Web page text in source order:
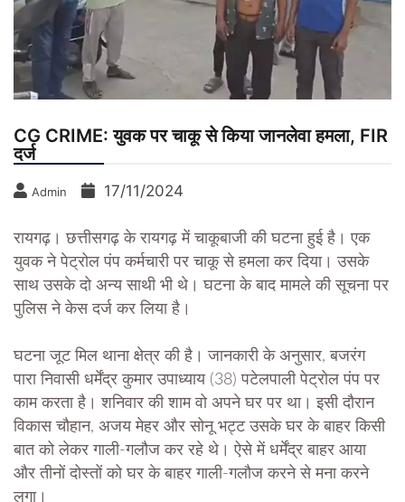
CG CRIME: युवक पर चाकू से किया जानलेवा हमला, FIR
दर्ज
Admin 17/11/2024
रायगढ़। छत्तीसगढ़ के रायगढ़ में चाकूबाजी की घटना हुई है। एक
युवक ने पेट्रोल पंप कर्मचारी पर चाकू से हमला कर दिया। उसके
साथ उसके दो अन्य साथी भी थे। घटना के बाद मामले की सूचना पर
पुलिस ने केस दर्ज कर लिया है।
घटना जूट मिल थाना क्षेत्र की है। जानकारी के अनुसार, बजरंग
पारा निवासी धर्मेंद्र कुमार उपाध्याय (38) पटेलपाली पेट्रोल पंप पर
काम करता है। शनिवार की शाम वो अपने घर पर था। इसी दौरान
विकास चौहान, अजय मेहर और सोनू भट्ट उसके घर के बाहर किसी
बात को लेकर गाली-गलौज कर रहे थे। ऐसे में धर्मेंद्र बाहर आया
और तीनों दोस्तों को घर के बाहर गाली-गलौज करने से मना करने
लगा।